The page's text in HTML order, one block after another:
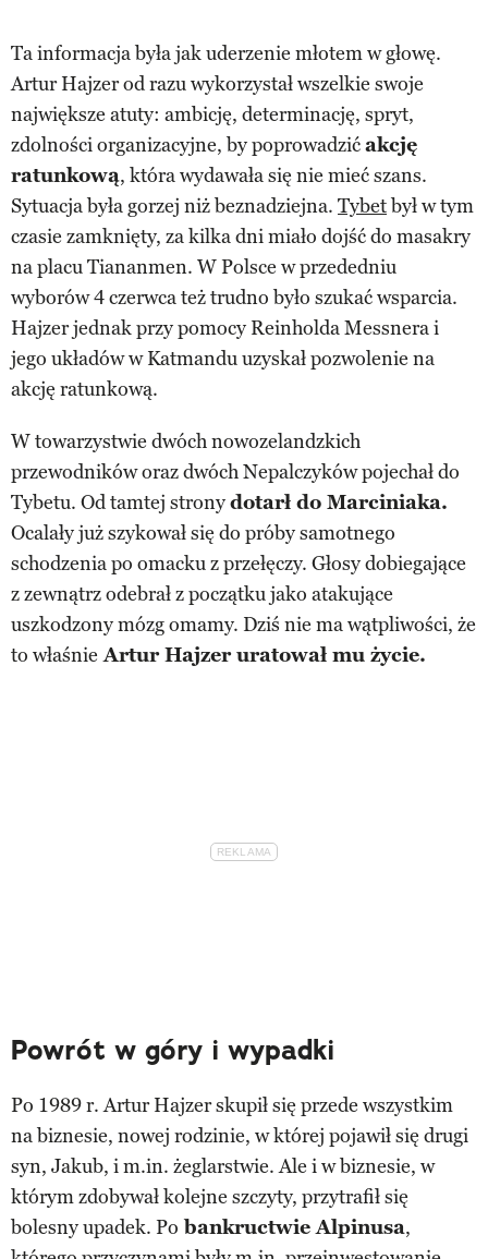
Ta informacja była jak uderzenie młotem w głowę.
Artur Hajzer od razu wykorzystał wszelkie swoje
największe atuty: ambicję, determinację, spryt,
zdolności organizacyjne, by poprowadzićakcję
ratunkową, która wydawała się nie mieć szans.
Sytuacja była gorzej niż beznadziejna. Tybetbył w tym
czasie zamknięty, za kilka dni miało dojść do masakry
na placu Tiananmen. W Polsce w przededniu
wyborów 4 czerwca też trudno było szukać wsparcia.
Hajzer jednak przy pomocy Reinholda Messnera i
jego układów w Katmandu uzyskał pozwolenie na
akcję ratunkową.
W towarzystwie dwóch nowozelandzkich
przewodników oraz dwóch Nepalczyków pojechał do
Tybetu. Od tamtej stronydotarł do Marciniaka.
Ocalały już szykował się do próby samotnego
schodzenia po omacku z przełęczy. Głosy dobiegające
z zewnątrz odebrał z początku jako atakujące
uszkodzony mózg omamy. Dziś nie ma wątpliwości, że
to właśnie Artur Hajzer uratował mu życie.
Powrót w góry i wypadki
Po 1989 r. Artur Hajzer skupił się przede wszystkim
na biznesie, nowej rodzinie, w której pojawił się drugi
syn, Jakub, i m.in. żeglarstwie. Ale i w biznesie, w
którym zdobywał kolejne szczyty, przytrafił się
bolesny upadek. Po bankructwie Alpinusa,